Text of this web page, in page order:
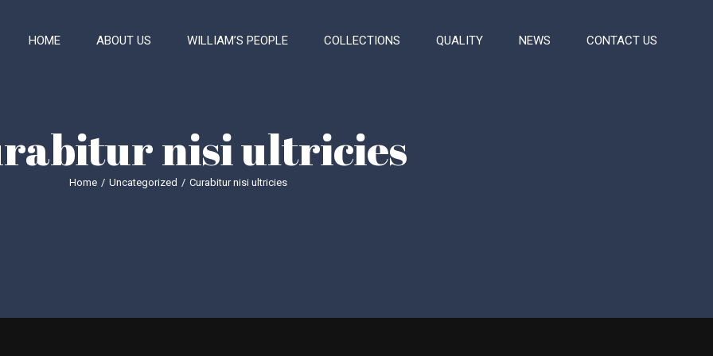
HOME ABOUT US WILLIAM’S PEOPLE COLLECTIONS QUALITY NEWS CONTACT US
nisi ultricies
Home / Uncategorized / Curabitur nisi ultricies